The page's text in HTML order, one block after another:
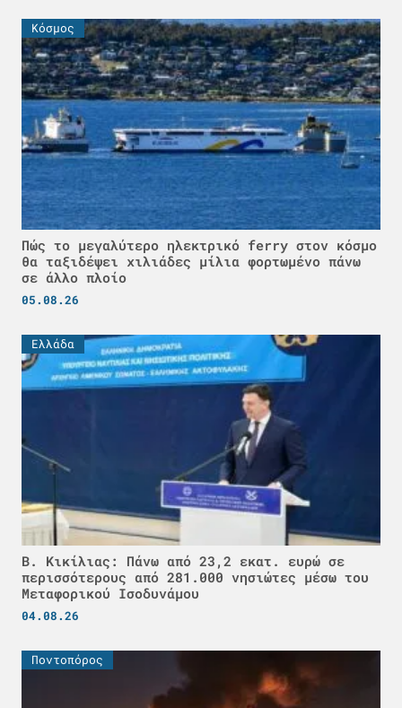
Κόσμος
Πώς το μεγαλύτερο ηλεκτρικό ferry στον κόσμο
θα ταξιδέψει χιλιάδες μίλια φορτωμένο πάνω
σε άλλο πλοίο
05.08.26
Ελλάδα
Β. Κικίλιας: Πάνω από 23,2 εκατ. ευρώ σε
περισσότερους από 281.000 νησιώτες μέσω του
Μεταφορικού Ισοδυνάμου
04.08.26
Ποντοπόρος